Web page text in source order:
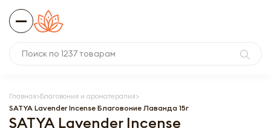
Главная Благовония и ароматерапия
SATYA Lavender Incense Благовоние Лаванда 15г
SATYA Lavender Incense